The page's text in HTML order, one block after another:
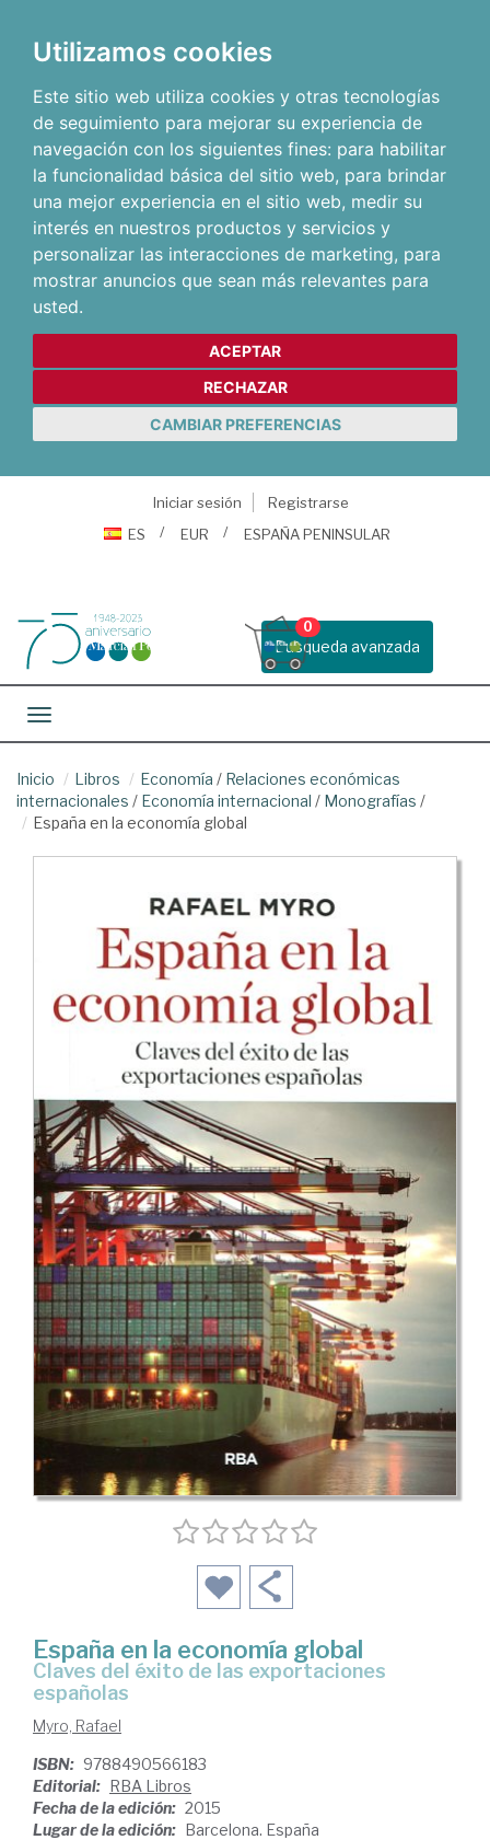
Utilizamos cookies
Este sitio web utiliza cookies y otras tecnologías
de seguimiento para mejorar su experiencia de
navegación con los siguientes fines: para habilitar
la funcionalidad básica del sitio web, para brindar
una mejor experiencia en el sitio web, medir su
interés en nuestros productos y servicios y
personalizar las interacciones de marketing, para
mostrar anuncios que sean más relevantes para
usted.
ACEPTAR
RECHAZAR
CAMBIAR PREFERENCIAS
Iniciar sesión
Registrarse
ES
EUR ESPAÑA PENINSULAR
Busqueda avanzada
0
Toggle navigation
Inicio Libros Economía / Relaciones económicas
internacionales / Economía internacional / Monografías /
España en la economía global
España en la economía global
claves del éxito de las exportaciones
españolas
Myro, Rafael
ISBN: 9788490566183
Editorial: RBA Libros
Fecha de la edición: 2015
Lugar de la edición: Barcelona. España